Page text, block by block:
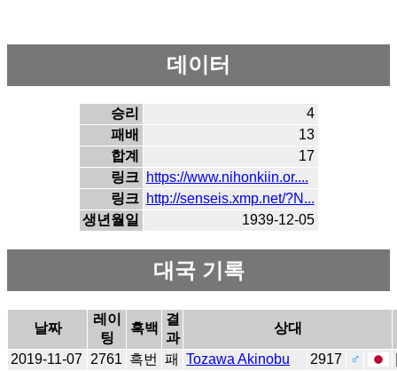
데이터
승리
4
패배
13
합계
17
링크 https://www.nihonkiin.or....
링크 http://senseis.xmp.net/?N...
생년월일
1939-12-05
대국 기록
날짜
레이
팅
흑백
결
과
상대
2019-11-07 2761 흑번 패 Tozawa Akinobu 2917 ♂